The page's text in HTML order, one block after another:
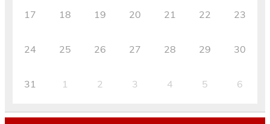
17 18 19 20 21 22 23
24 25 26 27 28 29 30
31 1 2 3 4 5 6